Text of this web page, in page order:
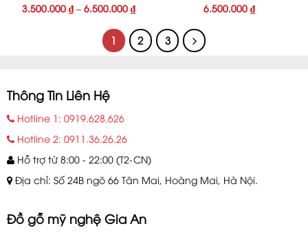
3.500.000 ₫ – 6.500.000 ₫ 6.500.000 ₫
1 2 3
Thông Tin Liên Hệ
Hotline 1: 0919.628.626
Hotline 2: 0911.36.26.26
Hỗ trợ từ 8:00 - 22:00 (T2-CN)
Địa chỉ: Số 24B ngõ 66 Tân Mai, Hoàng Mai, Hà Nội.
Đồ gỗ mỹ nghệ Gia An